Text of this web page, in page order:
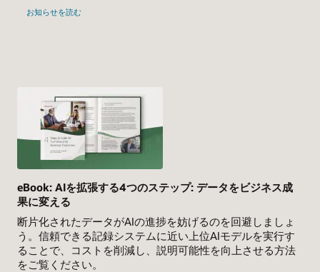
お知らせを読む
eBook: AIを拡張する4つのステップ: データをビジネス成
果に変える
断片化されたデータがAIの進捗を妨げるのを回避しましょ
う。信頼できる記録システムに近い上位AIモデルを実行す
ることで、コストを削減し、説明可能性を向上させる方法
をご覧ください。